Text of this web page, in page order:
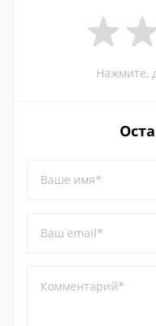
Нажмите,
Ваше имя*
Ваш email*
Комментарий*